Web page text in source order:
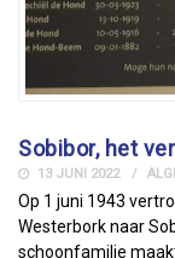
Sobibor, het
13 JUNI 2022
Op 1 juni 1943
Westerbork naar
schoonfamilie